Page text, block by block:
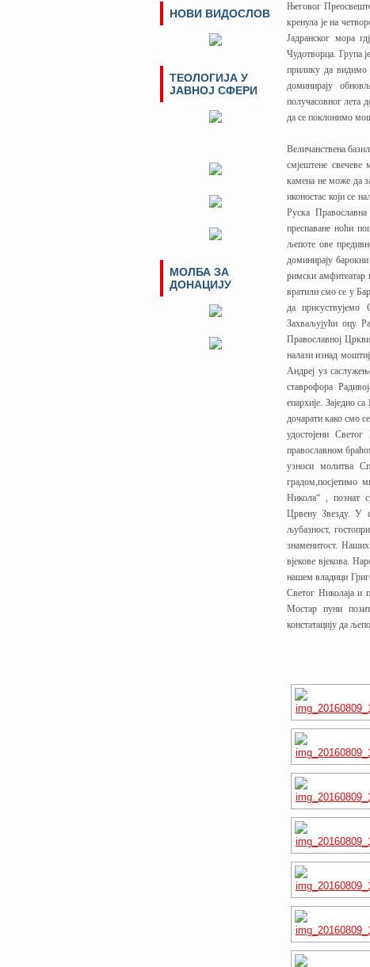
Његовог
кренула је на
Јадранског мора
Чудотворца. Група
прилику да видимо
доминирају
получасовног лета
да се поклонимо
Величанствена
смјештене
камена не може да
иконостас који се
Руска
преспаване ноћи
љепоте ове
доминирају
римски амфитеатар
вратили смо се у
да присуствујемо
Захваљујући оцу
Православној
налази изнад
Андреј уз
ставрофора
епархије. Заједно
дочарати како смо
удостојени
православном
узноси молитва
градом,посјетимо
Никола“ , познат
Црвену Звезду. У
љубазност,
знаменитост.
вјекове вјекова.
нашем владици
Светог Николаја и
Мостар пуни
констатацију да
НОВИ ВИДОСЛОВ
ТЕОЛОГИЈА У
ЈАВНОЈ СФЕРИ
МОЛБА ЗА
ДОНАЦИЈУ